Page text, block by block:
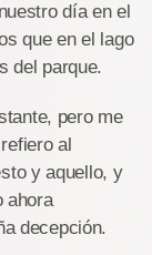
día en el
que en el lago
del parque.
pero me
al
y aquello, y
ahora
decepción.